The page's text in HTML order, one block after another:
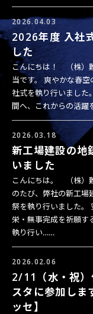
2026.04.03
2026年度 入社
した
こんにちは！ （株）
当です。 爽やかな春
社式を執り行いました
間へ、これからの活
2026.03.18
新工場建設の地
いました
こんにちは。 （株）
のたび、弊社の新工場
祭を執り行いました。
栄・無事完成を祈願す
執り行い……
2026.02.06
2/11（水・祝）
スタに参加しま
ッセ】